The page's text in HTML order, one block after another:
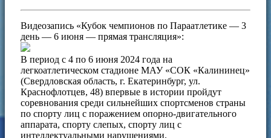
Видеозапись «Кубок чемпионов по Параатлетике — 3
день — 6 июня — прямая трансляция»:
В период с 4 по 6 июня 2024 года на
легкоатлетическом стадионе МАУ «СОК «Калининец»
(Свердловская область, г. Екатеринбург, ул.
Краснофлотцев, 48) впервые в истории пройдут
соревнования среди сильнейших спортсменов страны
по спорту лиц с поражением опорно-двигательного
аппарата, спорту слепых, спорту лиц с
интеллектуальными нарушениями.